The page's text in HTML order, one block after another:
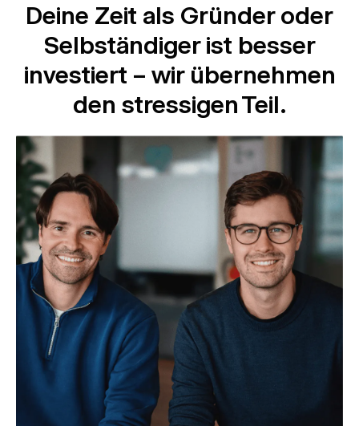
Deine Zeit als Gründer oder
Selbständiger ist besser
investiert – wir übernehmen
den stressigen Teil.